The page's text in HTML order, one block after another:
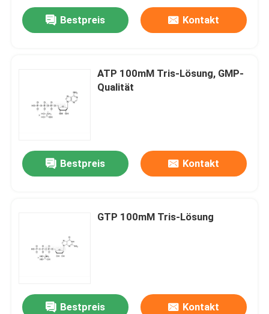
Bestpreis Kontakt
ATP 100mM Tris-Lösung, GMP-
Qualität
Bestpreis Kontakt
GTP 100mM Tris-Lösung
Bestpreis Kontakt